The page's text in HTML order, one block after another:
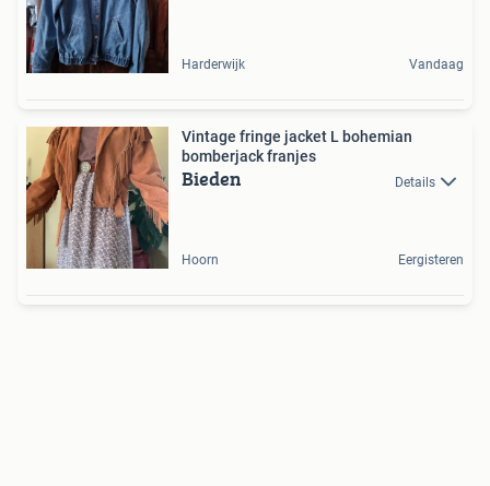
Harderwijk Vandaag
Vintage fringe jacket L bohemian
bomberjack franjes
Bieden Details
Hoorn Eergisteren